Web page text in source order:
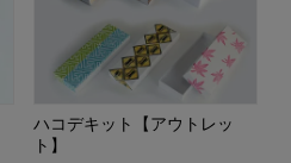
ハコデキット【アウトレッ
ト】